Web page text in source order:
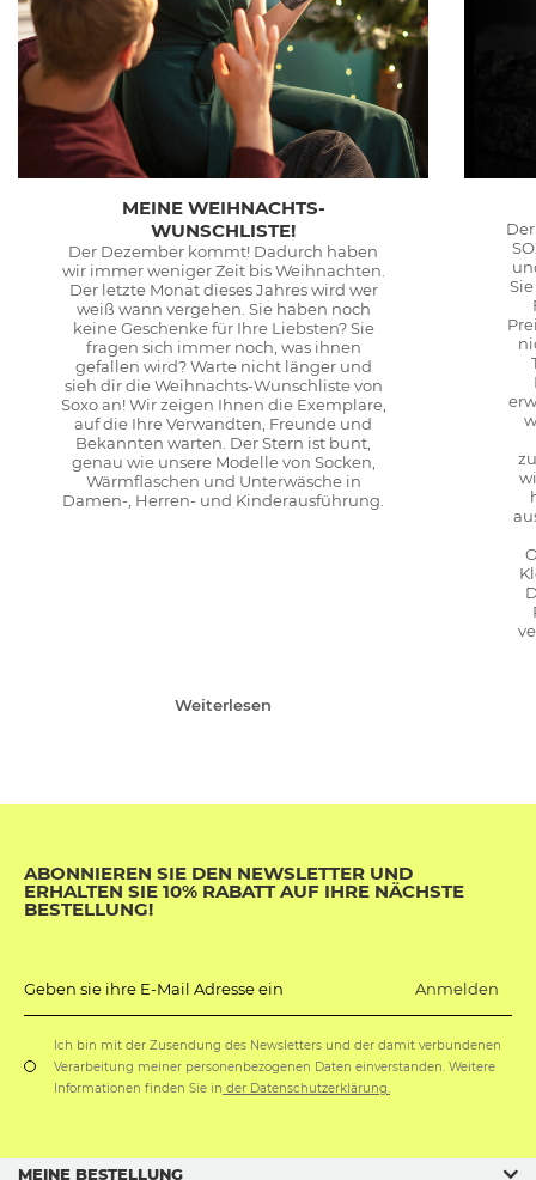
MEINE WEIHNACHTS-
WUNSCHLISTE!
Der Dezember kommt! Dadurch haben
wir immer weniger Zeit bis Weihnachten.
Der letzte Monat dieses Jahres wird wer
weiß wann vergehen. Sie haben noch
keine Geschenke für Ihre Liebsten? Sie
fragen sich immer noch, was ihnen
gefallen wird? Warte nicht länger und
sieh dir die Weihnachts-Wunschliste von
Soxo an! Wir zeigen Ihnen die Exemplare,
auf die Ihre Verwandten, Freunde und
Bekannten warten. Der Stern ist bunt,
genau wie unsere Modelle von Socken,
Wärmflaschen und Unterwäsche in
Damen-, Herren- und Kinderausführung.
Weiterlesen
ABONNIEREN SIE DEN NEWSLETTER UND
ERHALTEN SIE 10% RABATT AUF IHRE NÄCHSTE
BESTELLUNG!
Geben sie ihre E-Mail Adresse ein Anmelden
Ich bin mit der Zusendung des Newsletters und der damit verbundenen
Verarbeitung meiner personenbezogenen Daten einverstanden. Weitere
Informationen finden Sie in der Datenschutzerklärung.
MEINE BESTELLUNG